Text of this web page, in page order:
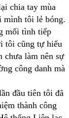
chia tay mùa
mình tôi lẻ bóng.
mối tình tiếp
tôi cũng tự hiểu
chưa làm nên sự
công danh mà
đầu tiên tôi đã
thành công